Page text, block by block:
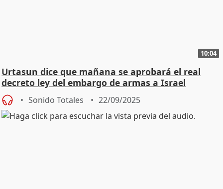
10:04
Urtasun dice que mañana se aprobará el real
decreto ley del embargo de armas a Israel
Sonido Totales 22/09/2025